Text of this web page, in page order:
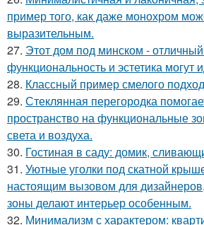
пример того, как даже монохром
выразительным.
27. Этот дом под минском -
функциональность и эстетика могут
28. Классный пример смелого
29. Стеклянная перегородка
пространство на функциональные
света и воздуха.
30. Гостиная в саду: домик,
31. Уютные уголки под скатной
настоящим вызовом для
зоны делают интерьер особенным.
32. Минимализм с характером: